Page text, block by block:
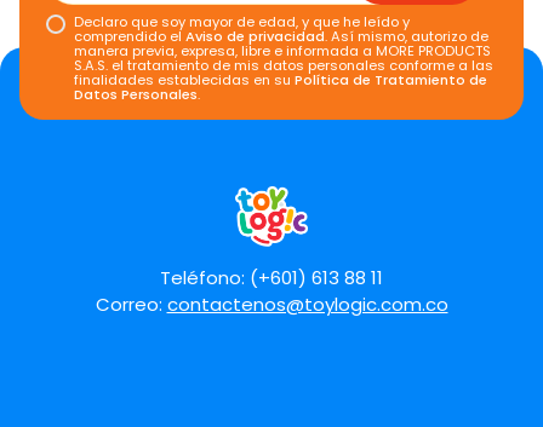
Declaro que soy mayor de edad, y que he leído y
comprendido elAviso de privacidad. Así mismo, autorizo de
manera previa, expresa, libre e informada a MORE PRODUCTS
S.A.S. el tratamiento de mis datos personales conforme a las
finalidades establecidas en suPolítica de Tratamiento de
Datos Personales.
Teléfono: (+601) 613 88 11
Correo: contactenos@toylogic.com.co